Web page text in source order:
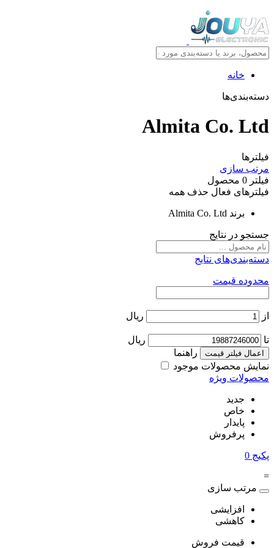
خانه
دسته‌بندی‌ها
Almita Co. Ltd
فیلترها
مرتب سازی
فیلتر 0 محصول
فیلترهای فعال حذف همه
برند Almita Co. Ltd
جستجو در نتایج
دسته‌بندی‌های نتایج
محدوده قیمت
از ریال
تا ریال
اعمال فیلتر قیمت
راهنما
نمایش محصولات موجود
محصولات ویژه
جدید
خاص
پایدار
پرفروش
پکیج 0
=
مرتب سازی
افزایشی
کاهشی
قیمت فروش